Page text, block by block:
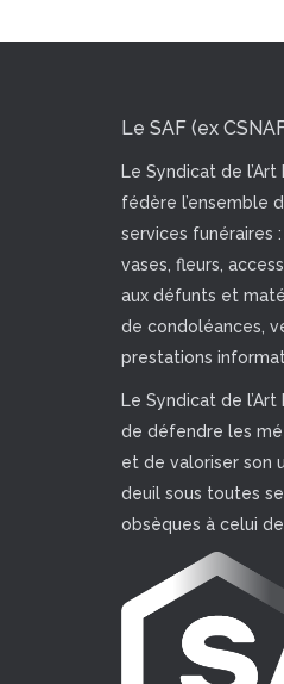
Le SAF (ex
Le Syndicat de l’Art
fédère l’ensemble
services funéraires
vases, fleurs,
aux défunts et
de condoléances,
prestations
Le Syndicat de
de défendre les
et de valoriser son
deuil sous toutes
obsèques à celui